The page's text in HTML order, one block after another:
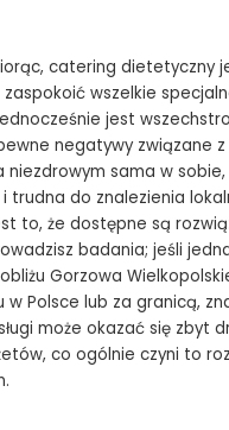
catering dietetyczny
wszelkie
jest
negatywy związane
niezdrowym sama w
trudna do znalezienia
to, że dostępne są
badania; jeśli
Gorzowa
w Polsce lub za granicą,
może okazać się zbyt
co ogólnie czyni to